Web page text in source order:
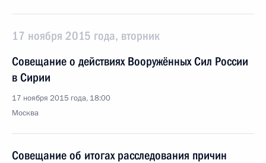
17 ноября 2015 года, вторник
Совещание о действиях Вооружённых Сил России
в Сирии
17 ноября 2015 года, 18:00
Москва
Совещание об итогах расследования причин